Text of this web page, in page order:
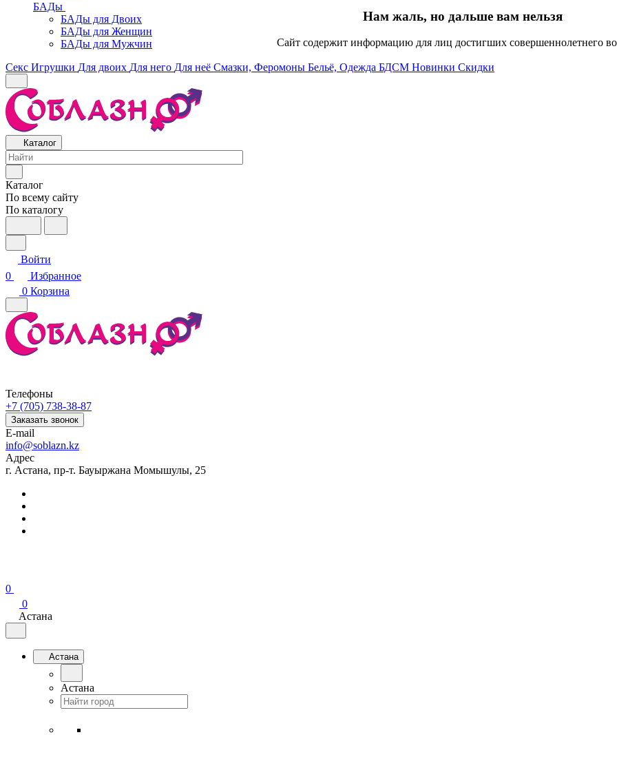
БАДы
БАДы для Двоих
БАДы для Женщин
БАДы для Мужчин
Секс Игрушки Для двоих Для него Для неё Смазки, Феромоны Бельё, Одежда БДСМ Новинки Скидки
Каталог
Каталог
По всему сайту
По каталогу
Войти
0
Избранное
0 Корзина
Телефоны
+7 (705) 738-38-87
Заказать звонок
E-mail
info@soblazn.kz
Адрес
г. Астана, пр-т. Бауыржана Момышулы, 25
0
0
Астана
Астана
Астана
Нам жаль, но дальше вам нельзя
Сайт содержит информацию для лиц достигших совершеннолетнего